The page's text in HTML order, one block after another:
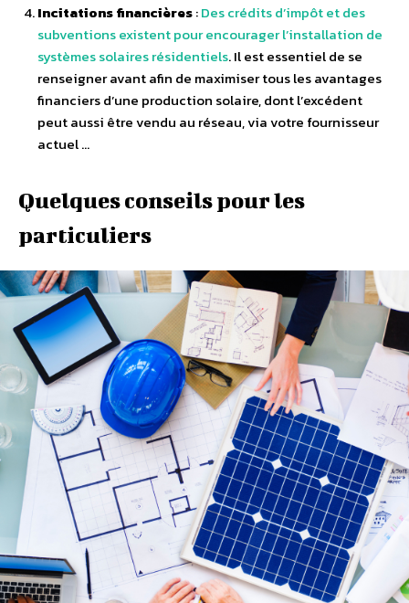
Incitations financières:Des crédits d’impôt et des
subventions existent pour encourager l’installation de
systèmes solaires résidentiels. Il est essentiel de se
renseigner avant afin de maximiser tous les avantages
financiers d’une production solaire, dont l’excédent
peut aussi être vendu au réseau, via votre fournisseur
actuel …
Quelques conseils pour les
particuliers